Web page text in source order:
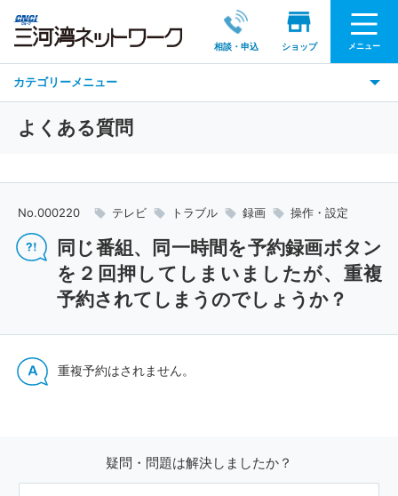
相談・申込 ショップ メニュー
カテゴリーメニュー
よくある質問
No.000220 テレビ トラブル 録画 操作・設定
同じ番組、同一時間を予約録画ボタン
を２回押してしまいましたが、重複
予約されてしまうのでしょうか？
重複予約はされません。
疑問・問題は解決しましたか？